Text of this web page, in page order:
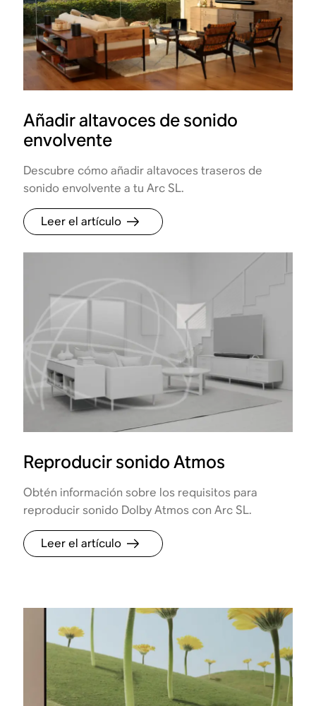
Añadir altavoces de sonido
envolvente
Descubre cómo añadir altavoces traseros de
sonido envolvente a tu Arc SL.
Leer el artículo
Reproducir sonido Atmos
Obtén información sobre los requisitos para
reproducir sonido Dolby Atmos con Arc SL.
Leer el artículo